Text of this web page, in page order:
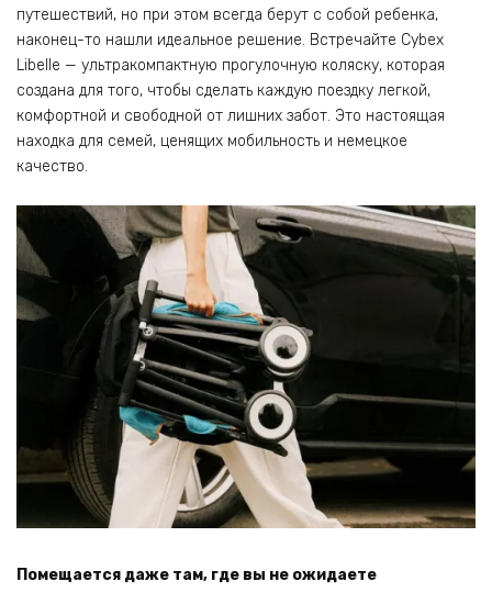
путешествий, но при этом всегда берут с собой ребенка,
наконец-то нашли идеальное решение. Встречайте Cybex
Libelle — ультракомпактную прогулочную коляску, которая
создана для того, чтобы сделать каждую поездку легкой,
комфортной и свободной от лишних забот. Это настоящая
находка для семей, ценящих мобильность и немецкое
качество.
Помещается даже там, где вы не ожидаете